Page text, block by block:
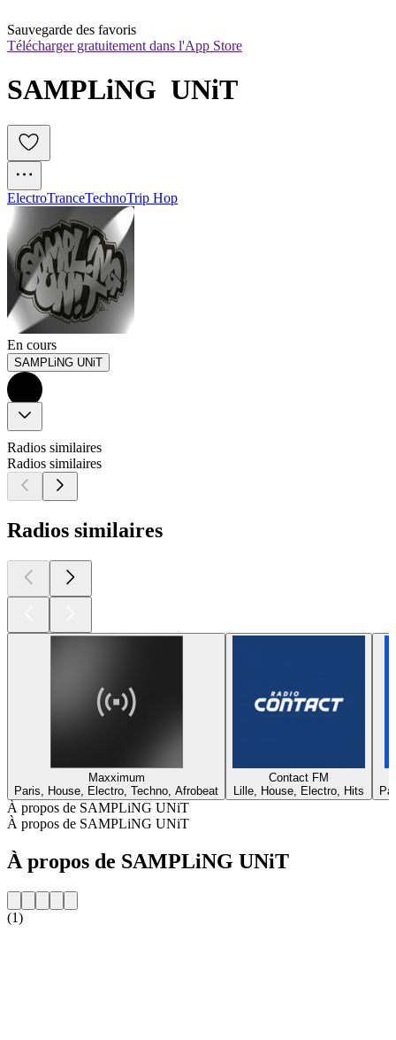
Sauvegarde des favoris
Télécharger gratuitement dans l'App Store
SAMPLiNG  UNiT
ElectroTranceTechnoTrip Hop
En cours
SAMPLiNG UNiT
Radios similaires
Radios similaires
Radios similaires
Maxximum
Paris, House, Electro, Techno, Afrobeat
Contact FM
Lille, House, Electro, Hits
À propos de SAMPLiNG UNiT
À propos de SAMPLiNG UNiT
À propos de SAMPLiNG UNiT
(1)